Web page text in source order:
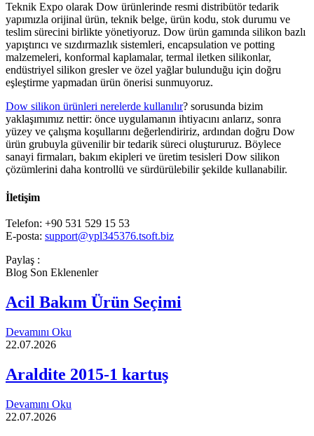
Teknik Expo olarak Dow ürünlerinde resmi distribütör tedarik
yapımızla orijinal ürün, teknik belge, ürün kodu, stok durumu ve
teslim sürecini birlikte yönetiyoruz. Dow ürün gamında silikon bazlı
yapıştırıcı ve sızdırmazlık sistemleri, encapsulation ve potting
malzemeleri, konformal kaplamalar, termal iletken silikonlar,
endüstriyel silikon gresler ve özel yağlar bulunduğu için doğru
eşleştirme yapmadan ürün önerisi sunmuyoruz.
Dow silikon ürünleri nerelerde kullanılır? sorusunda bizim
yaklaşımımız nettir: önce uygulamanın ihtiyacını anlarız, sonra
yüzey ve çalışma koşullarını değerlendiririz, ardından doğru Dow
ürün grubuyla güvenilir bir tedarik süreci oluştururuz. Böylece
sanayi firmaları, bakım ekipleri ve üretim tesisleri Dow silikon
çözümlerini daha kontrollü ve sürdürülebilir şekilde kullanabilir.
İletişim
Telefon: +90 531 529 15 53
E-posta: support@ypl345376.tsoft.biz
Paylaş :
Blog Son Eklenenler
Acil Bakım Ürün Seçimi
Devamını Oku
22.07.2026
Araldite 2015-1 kartuş
Devamını Oku
22.07.2026